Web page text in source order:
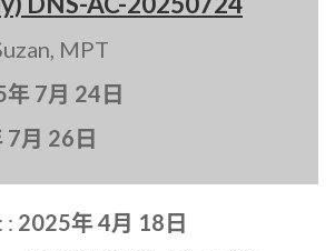
MPT
7月 24日
月 26日
: 2025年 4月 18日